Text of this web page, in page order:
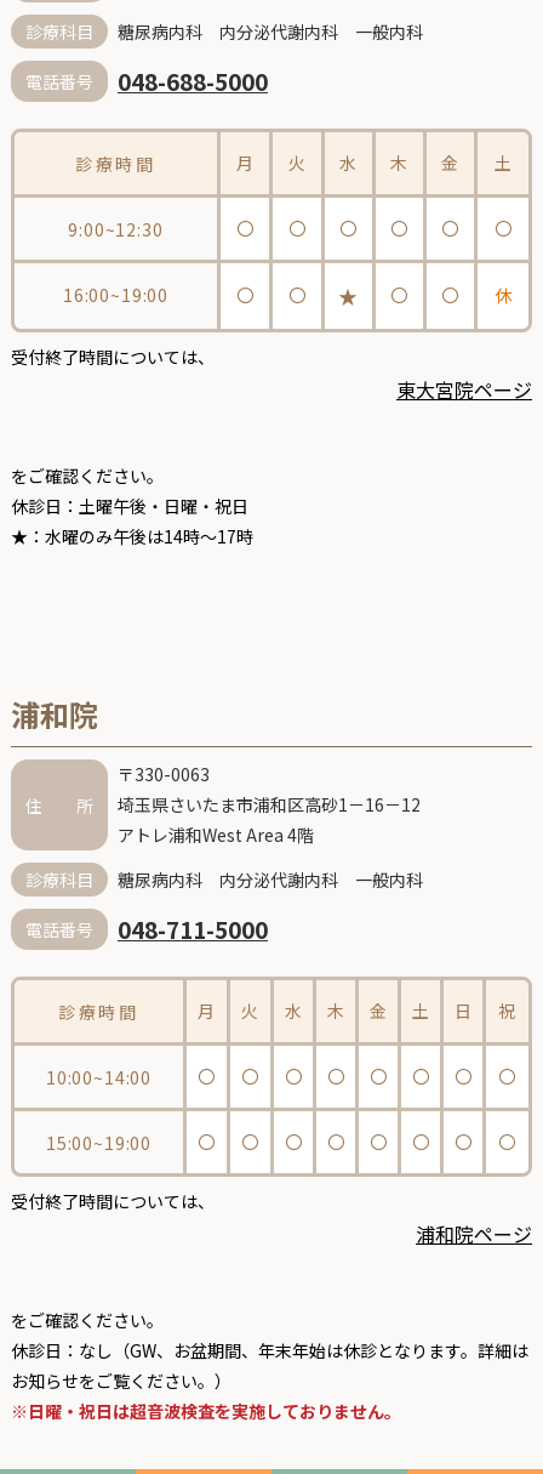
診療科目
糖尿病内科 内分泌代謝内科 一般内科
電話番号 048-688-5000
診療時間 月 火 水 木 金 土
9:00~12:30 〇 〇 〇 〇 〇 〇
16:00~19:00 〇 〇 ★ 〇 〇 休
受付終了時間については、
東大宮院ページ
をご確認ください。
休診日：土曜午後・日曜・祝日
★：水曜のみ午後は14時～17時
浦和院
住 所
〒330-0063
埼玉県さいたま市浦和区高砂1－16－12
アトレ浦和West Area 4階
診療科目
糖尿病内科 内分泌代謝内科 一般内科
電話番号 048-711-5000
診療時間 月 火 水 木 金 土 日 祝
10:00~14:00 〇 〇 〇 〇 〇 〇 〇 〇
15:00~19:00 〇 〇 〇 〇 〇 〇 〇 〇
受付終了時間については、
浦和院ページ
をご確認ください。
休診日：なし（GW、お盆期間、年末年始は休診となります。詳細は
お知らせをご覧ください。）
※日曜・祝日は超音波検査を実施しておりません。